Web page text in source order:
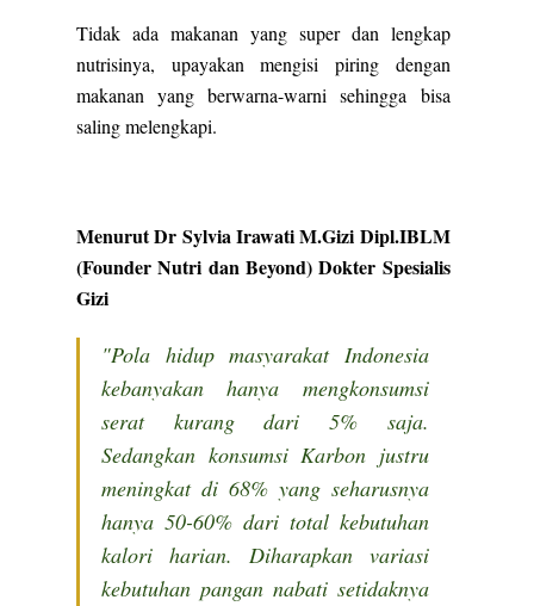
Tidak ada makanan yang super dan lengkap
nutrisinya, upayakan mengisi piring dengan
makanan yang berwarna-warni sehingga bisa
saling melengkapi.
Menurut Dr Sylvia Irawati M.Gizi Dipl.IBLM
(Founder Nutri dan Beyond) Dokter Spesialis
Gizi
"Pola hidup masyarakat Indonesia
kebanyakan hanya mengkonsumsi
serat kurang dari 5% saja.
Sedangkan konsumsi Karbon justru
meningkat di 68% yang seharusnya
hanya 50-60% dari total kebutuhan
kalori harian. Diharapkan variasi
kebutuhan pangan nabati setidaknya